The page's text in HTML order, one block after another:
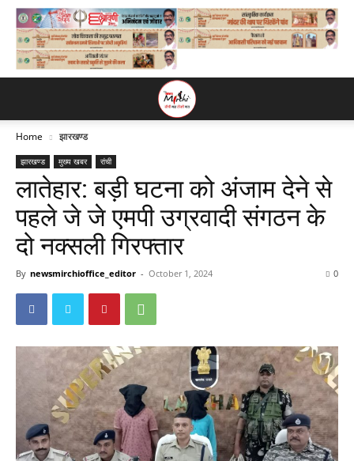
Home झारखण्ड
झारखण्ड मुख्य खबर रांची
लातेहार: बड़ी घटना को अंजाम देने से
पहले जे जे एमपी उग्रवादी संगठन के
दो नक्सली गिरफ्तार
By newsmirchioffice_editor - October 1, 2024 0